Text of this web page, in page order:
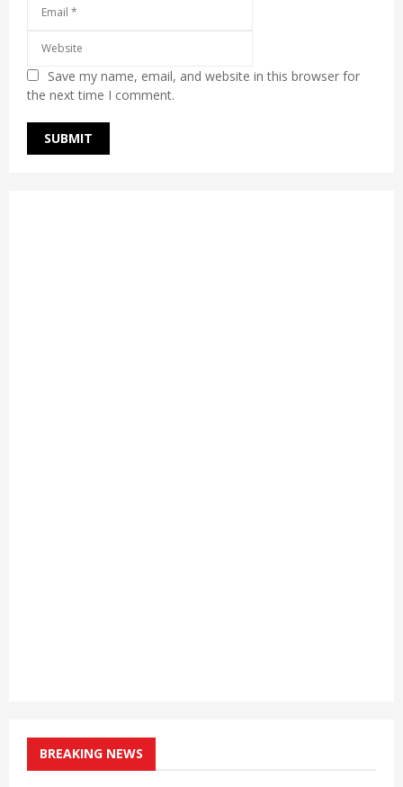
Save my name, email, and website in this browser for
the next time I comment.
BREAKING NEWS